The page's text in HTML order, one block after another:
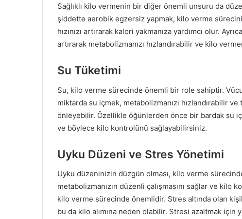
Sağlıklı kilo vermenin bir diğer önemli unsuru da
şiddette aerobik egzersiz yapmak, kilo verme
hızınızı artırarak kalori yakmanıza yardımcı olur.
artırarak metabolizmanızı hızlandırabilir ve kilo
Su Tüketimi
Su, kilo verme sürecinde önemli bir role sahiptir.
miktarda su içmek, metabolizmanızı hızlandırabilir
önleyebilir. Özellikle öğünlerden önce bir bardak su
ve böylece kilo kontrolünü sağlayabilirsiniz.
Uyku Düzeni ve Stres Yönetimi
Uyku düzeninizin düzgün olması, kilo verme
metabolizmanızın düzenli çalışmasını sağlar ve kilo
kilo verme sürecinde önemlidir. Stres altında olan
bu da kilo alımına neden olabilir. Stresi azaltmak